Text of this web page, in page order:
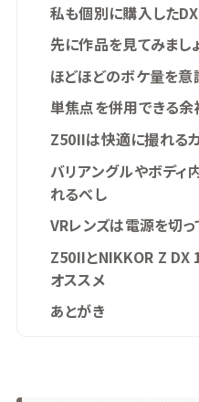
私も個別に購入した
先に作品を見てみまし
ほどほどのボケ量を意
単焦点を併用できる余
Z50IIは快適に撮れる
バリアングルやボデ
れるべし
VRレンズは電源を切
Z50IIとNIKKOR Z
オススメ
あとがき